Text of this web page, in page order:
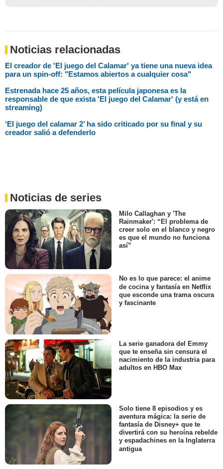
Noticias relacionadas
El creador de 'El juego del Calamar' ya tiene una nueva idea
para un spin-off: "Estamos abiertos a cualquier cosa"
Estrenada hace 25 años, esta película japonesa es la
responsable de que exista 'El juego del Calamar' (y está en
streaming)
‘El juego del calamar 2’ ha sido criticado por su final y su
creador salió a defenderlo
Noticias de series
Milo Callaghan y 'The
Rainmaker': “El problema de
creer solo en el blanco y negro
es que el mundo no funciona
así”
No es lo que parece: el anime
de cocina y fantasía en Netflix
que esconde una trama oscura
y fascinante
La serie ganadora del Emmy
que te enseña sin censura el
nacimiento de la industria para
adultos en HBO Max
Solo tiene 8 episodios y es
aventura mágica: la serie de
fantasía de Disney+ que te
divertirá con su heroína rebelde
y espadachines en la Inglaterra
antigua